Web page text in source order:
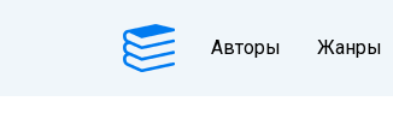
Авторы Жанры